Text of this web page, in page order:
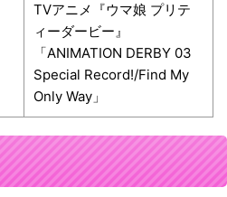
TVアニメ『ウマ娘 プリテ
ィーダービー』
「ANIMATION DERBY 03
Special Record!/Find My
Only Way」